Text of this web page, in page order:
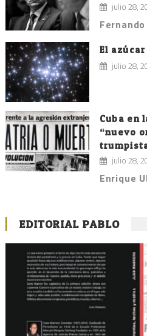
julio 28,
El
julio 28,
Cuba en
“nuevo
julio 28,
Enrique
EDITORIAL PABLO